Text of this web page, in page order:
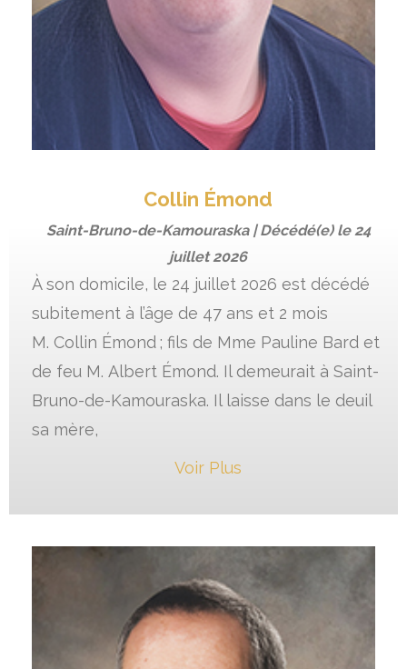
Collin Émond
Saint-Bruno-de-Kamouraska | Décédé(e) le24
juillet 2026
À son domicile, le 24 juillet 2026 est décédé
subitement à l’âge de 47 ans et 2 mois
M. Collin Émond ; fils de Mme Pauline Bard et
de feu M. Albert Émond. Il demeurait à Saint-
Bruno-de-Kamouraska. Il laisse dans le deuil
sa mère,
Voir Plus